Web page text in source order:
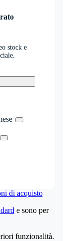
stock e
di acquisto
e sono per
funzionalità.